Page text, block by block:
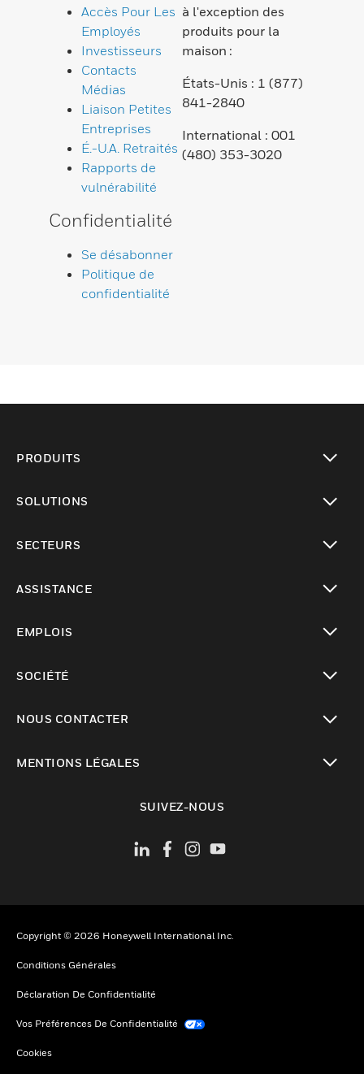
Accès Pour Les
Employés
Investisseurs
Contacts
Médias
Liaison Petites
Entreprises
É.-U.A. Retraités
Rapports de
vulnérabilité
à l'exception des
produits pour la
maison :
États-Unis : 1 (877)
841-2840
International : 001
(480) 353-3020
Confidentialité
Se désabonner
Politique de
confidentialité
PRODUITS
SOLUTIONS
SECTEURS
ASSISTANCE
EMPLOIS
SOCIÉTÉ
NOUS CONTACTER
MENTIONS LÉGALES
SUIVEZ-NOUS
Copyright © 2026 Honeywell International Inc.
Conditions Générales
Déclaration De Confidentialité
Vos Préférences De Confidentialité
Cookies